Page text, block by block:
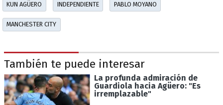
KUN AGÜERO INDEPENDIENTE PABLO MOYANO
MANCHESTER CITY
También te puede interesar
La profunda admiración de
Guardiola hacia Agüero: "Es
irremplazable"